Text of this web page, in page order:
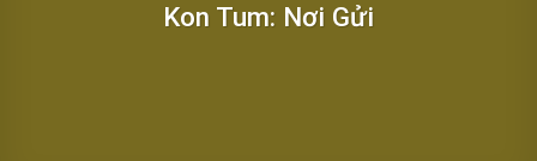
Kon Tum: Nơi Gửi